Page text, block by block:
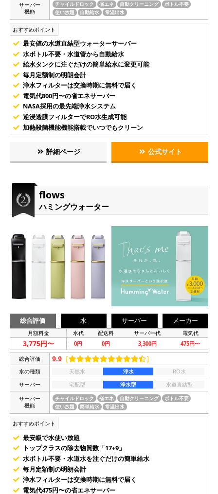
サーバー
機能
チャイルドロック 省エネ 自動クリーニング
ボトル不要
使い放題
自動給水 常温出水
おすすめポイント
最安値の水道直結型ウォーターサーバー
水ボトル不要・水道管から自動給水
給水タンクに注ぐだけの簡単給水に変更可能
毎月定額制の明朗会計
浄水フィルターは交換時期に無料で届く
電気代800円〜の省エネサーバー
NASA採用の最先端浄水システム
逆浸透膜フィルターでRO水生成可能
加熱殺菌機能機能搭載でいつでもクリーン
詳細ページ 公式サイト
flows
ハミングウォーター
総合評価 水 サーバー メーカー
月額料金 水代 配送料 サーバー代 電気代
3,775円〜 0円 0円 3,300円 475円〜
総合評価 9.9 ［ ］
水の種類 天然水 浄水
RO水
サーバー
宅配型 浄水型
水道直結型
サーバー
機能
チャイルドロック 省エネ 自動クリーニング
ボトル不要
使い放題
簡単給水 常温出水
おすすめポイント
最安級で水使い放題
トップクラスの除去物質数「17+9」
水ボトル不要・水道水を注ぐだけの簡単給水
毎月定額制の明朗会計
浄水フィルターは交換時期に無料で届く
電気代475円〜の省エネサーバー